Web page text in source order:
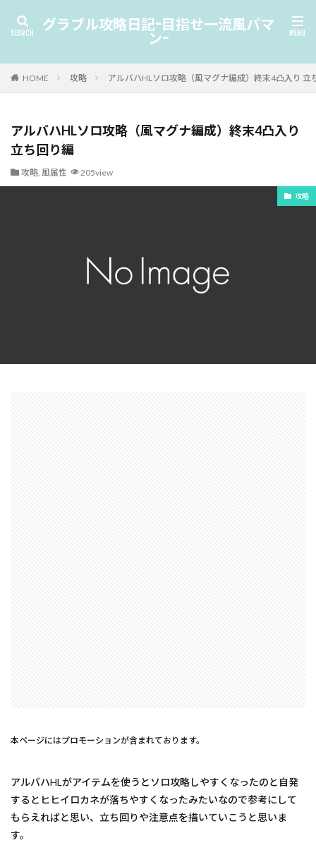
グラブル攻略日記-目指せ一流風パマ
ン-
HOME 攻略 アルバハHLソロ攻略（風マグナ編成）終末4凸入り 立
アルバハHLソロ攻略（風マグナ編成）終末4凸入り
立ち回り編
攻略, 風属性 205view
攻略
本ページにはプロモーションが含まれております。
アルバハHLがアイテムを使うとソロ攻略しやすくなったのと自発
するとヒヒイロカネが落ちやすくなったみたいなので参考にして
もらえればと思い、立ち回りや注意点を描いていこうと思いま
す。